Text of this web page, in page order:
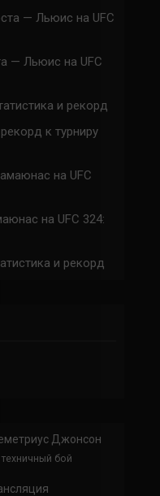
— Льюис на UFC
— Льюис на UFC
и рекорд
к турниру
на UFC
на UFC 324:
и рекорд
Джонсон
бой